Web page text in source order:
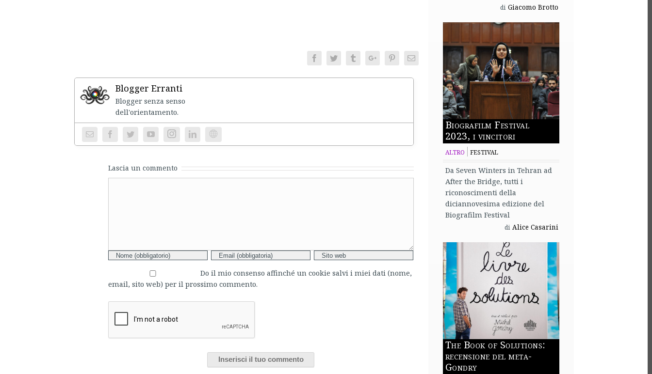
FacebookTwitter TumblrGoogle+PinterestEmail
Blogger Erranti
Blogger senza senso
dell'orientamento.
Instagram Website
Lascia un commento
Do il mio consenso affinché un cookie salvi i miei dati (nome,
email, sito web) per il prossimo commento.
di Giacomo Brotto
Biografilm Festival
2023, i vincitori
ALTRO FESTIVAL
Da Seven Winters in Tehran ad
After the Bridge, tutti i
riconoscimenti della
diciannovesima edizione del
Biografilm Festival
di Alice Casarini
The Book of Solutions:
recensione del meta-
Gondry